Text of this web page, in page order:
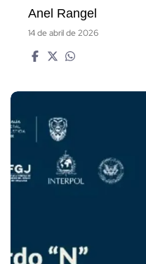
Anel Rangel
14 de abril de 2026